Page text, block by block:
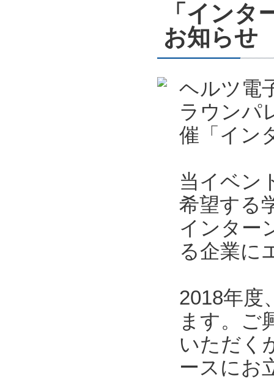
「イン
お知らせ
ヘルツ電
ラウンパ
催「イン
当イベン
希望する
インター
る企業に
2018年度
ます。ご
いただく
ースにお